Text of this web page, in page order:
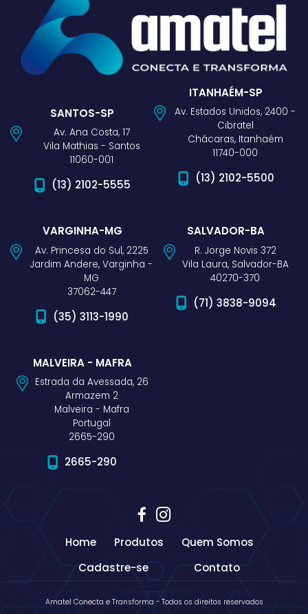
SANTOS-SP
Av. Ana Costa, 17
Vila Mathias - Santos
11060-001
(13) 2102-5555
ITANHAÉM-SP
Av. Estados Unidos, 2400 -
Cibratel
Chácaras, Itanhaém
11740-000
(13) 2102-5500
VARGINHA-MG
Av. Princesa do Sul, 2225
Jardim Andere, Varginha -
MG
37062-447
(35) 3113-1990
SALVADOR-BA
R. Jorge Novis 372
Vila Laura, Salvador-BA
40270-370
(71) 3838-9094
MALVEIRA - MAFRA
Estrada da Avessada, 26
Armazem 2
Malveira - Mafra
Portugal
2665-290
2665-290
Home Produtos
Quem Somos
Cadastre-se
Contato
Amatel Conecta e Transforma - Todos os direitos reservados